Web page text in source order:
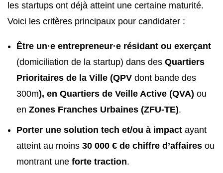
les startups ont déjà atteint une certaine maturité.
Voici les critères principaux pour candidater :
Être un·e entrepreneur·e résidant ou exerçant
(domiciliation de la startup) dans des Quartiers
Prioritaires de la Ville (QPV dont bande des
300m), en Quartiers de Veille Active (QVA) ou
en Zones Franches Urbaines (ZFU-TE).
Porter une solution tech et/ou à impact ayant
atteint au moins 30 000 € de chiffre d’affaires ou
montrant une forte traction.